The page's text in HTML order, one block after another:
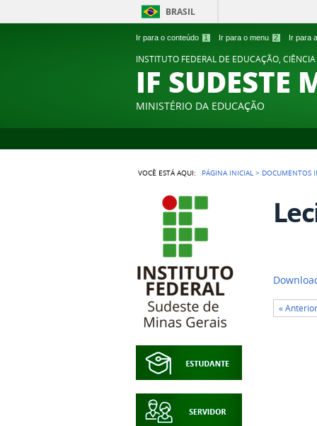
Ir para o conteúdo 1 Ir para o menu 2 Ir para
BRASIL
INSTITUTO FEDERAL DE EDUCAÇÃO,
IF SUDESTE
MINISTÉRIO DA EDUCAÇÃO
VOCÊ ESTÁ AQUI: PÁGINA INICIAL > DOCUMENTOS
«